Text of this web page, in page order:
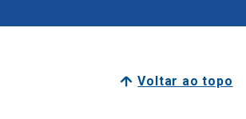
Voltar ao topo